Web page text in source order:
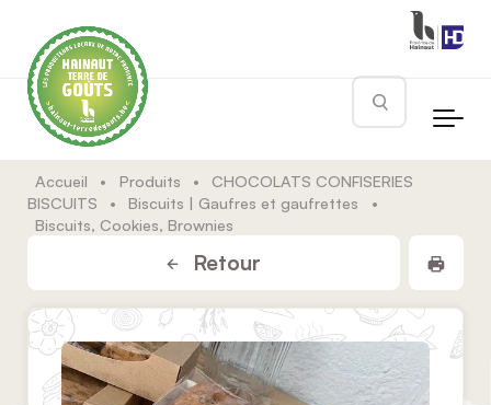
Rechercher
Accueil • Produits •
CHOCOLATS CONFISERIES
BISCUITS
• Biscuits | Gaufres et gaufrettes
•
Biscuits, Cookies, Brownies
Retour